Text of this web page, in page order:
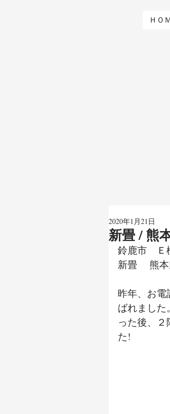
ＨＯ
新畳 / 熊
2020年1月21日
鈴鹿市　Ｅ
新畳 　熊
昨年、お電
ばれまし
った後、
た!